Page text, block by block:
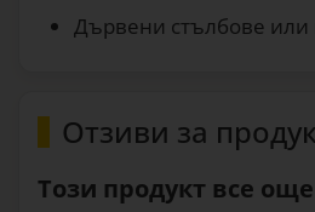
Дървени стълбове или
Отзиви за
Този продукт все